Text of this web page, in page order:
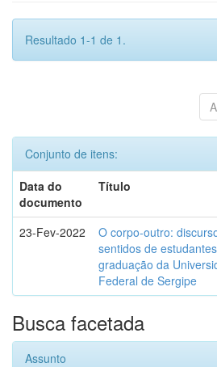
Resultado 1-1 de 1.
Conjunto de itens:
Data do
documento
Título
23-Fev-2022
O corpo-outro:
sentidos de
graduação da
Federal de Sergipe
Busca facetada
Assunto